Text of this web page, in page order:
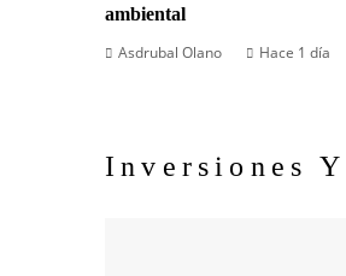
ambiental
Asdrubal Olano
Hace 1 día
Inversiones